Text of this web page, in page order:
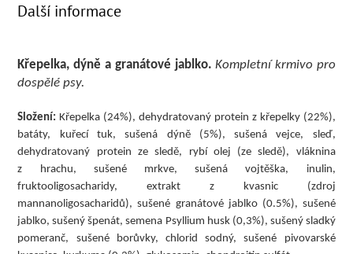
Další informace
Křepelka, dýně a granátové jablko. Kompletní krmivo pro
dospělé psy.
Složení: Křepelka (24%), dehydratovaný protein z křepelky (22
batáty, kuřecí tuk, sušená dýně (5%), sušená vejce, sleď,
dehydratovaný protein ze sledě, rybí olej (ze sledě), vláknina
z hrachu, sušené mrkve, sušená vojtěška, inulin,
fruktooligosacharidy, extrakt z kvasnic (zdroj
mannanoligosacharidů), sušené granátové jablko (0.5%), sušené
jablko, sušený špenát, semena Psyllium husk (0,3%), sušený sladký
pomeranč, sušené borůvky, chlorid sodný, sušené pivovarské